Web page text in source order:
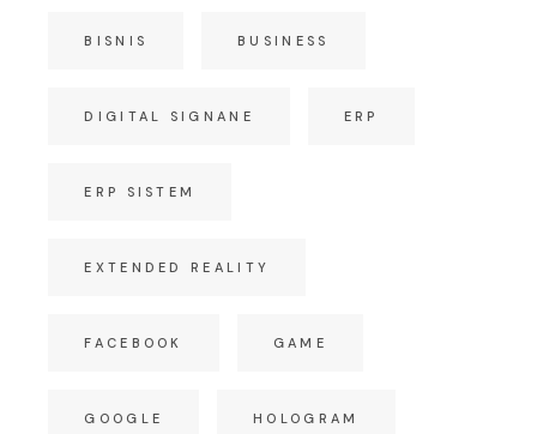
BISNIS BUSINESS
DIGITAL SIGNANE ERP
ERP SISTEM
EXTENDED REALITY
FACEBOOK GAME
GOOGLE HOLOGRAM